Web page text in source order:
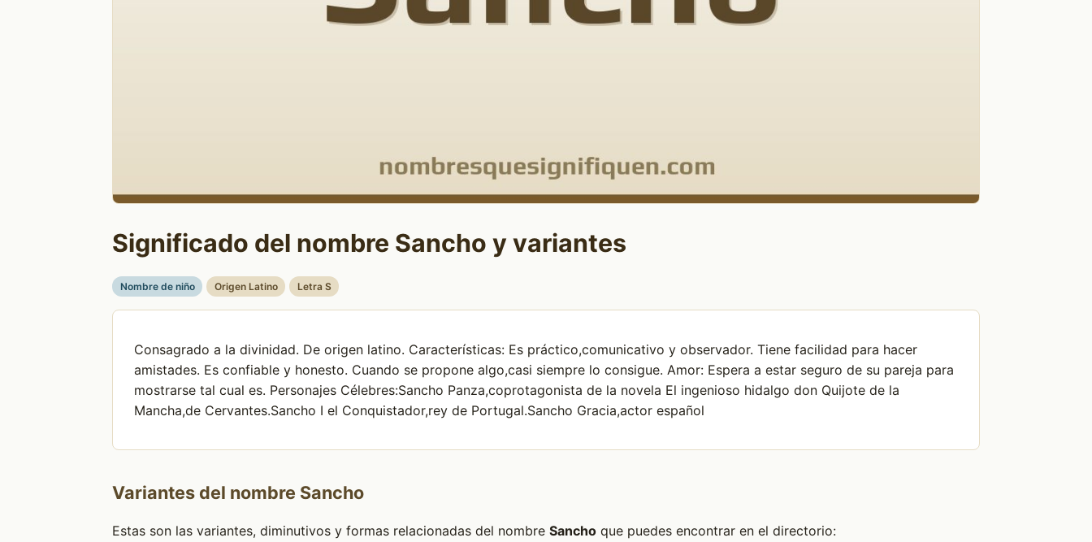
Significado del nombre Sancho y variantes
Nombre de niño Origen Latino Letra S
Consagrado a la divinidad. De origen latino. Características: Es práctico,comunicativo y observador. Tiene facilidad para hacer
amistades. Es confiable y honesto. Cuando se propone algo,casi siempre lo consigue. Amor: Espera a estar seguro de su pareja para
mostrarse tal cual es. Personajes Célebres:Sancho Panza,coprotagonista de la novela El ingenioso hidalgo don Quijote de la
Mancha,de Cervantes.Sancho I el Conquistador,rey de Portugal.Sancho Gracia,actor español
Variantes del nombre Sancho
Estas son las variantes, diminutivos y formas relacionadas del nombre Sancho que puedes encontrar en el directorio: